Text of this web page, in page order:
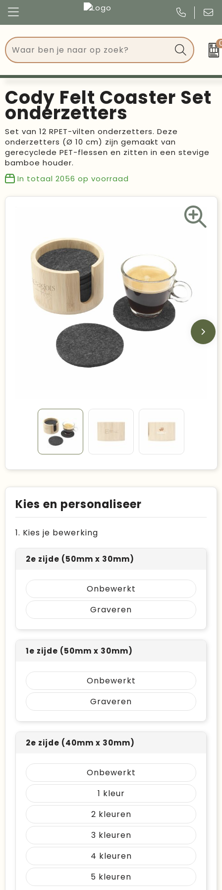
Tassen
Drinkwaren
Events
Give Aways
Geschenken
Kantoorartikelen
Duurzame keuzes
Made in Europe
Recycled
Bestsellers
Congres
Events
Kerst
Verjaardagen
Voetbal, EK en WK
Cody Felt Coaster Set
onderzetters
Set van 12 RPET-vilten onderzetters. Deze
onderzetters (Ø 10 cm) zijn gemaakt van
gerecyclede PET-flessen en zitten in een stevige
bamboe houder.
In totaal 2056 op voorraad
Kies en personaliseer
1. Kies je bewerking
2e zijde (50mm x 30mm)
Onbewerkt
Graveren
1e zijde (50mm x 30mm)
Onbewerkt
Graveren
2e zijde (40mm x 30mm)
Onbewerkt
1
2
3
4
5